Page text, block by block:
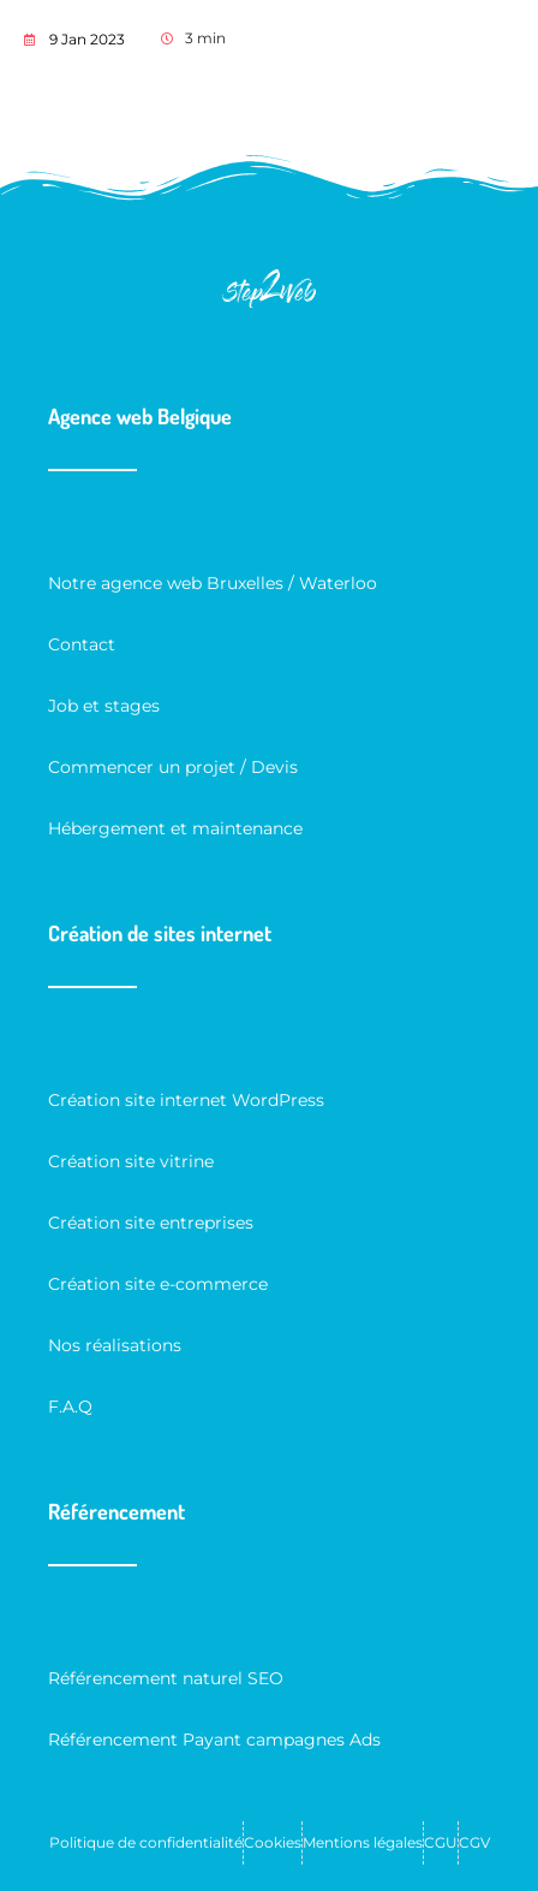
9 Jan 2023 3 min
Agence web Belgique
Notre agence web Bruxelles / Waterloo
Contact
Job et stages
Commencer un projet / Devis
Hébergement et maintenance
Création de sites internet
Création site internet WordPress
Création site vitrine
Création site entreprises
Création site e-commerce
Nos réalisations
F.A.Q
Référencement
Référencement naturel SEO
Référencement Payant campagnes Ads
Politique de confidentialitéCookiesMentions légalesCGUCGV